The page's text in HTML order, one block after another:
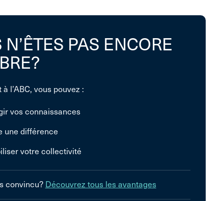
N’ÊTES PAS ENCORE
à l’ABC, vous pouvez :
vos connaissances
une différence
votre collectivité
convincu? Découvrez tous les avantages